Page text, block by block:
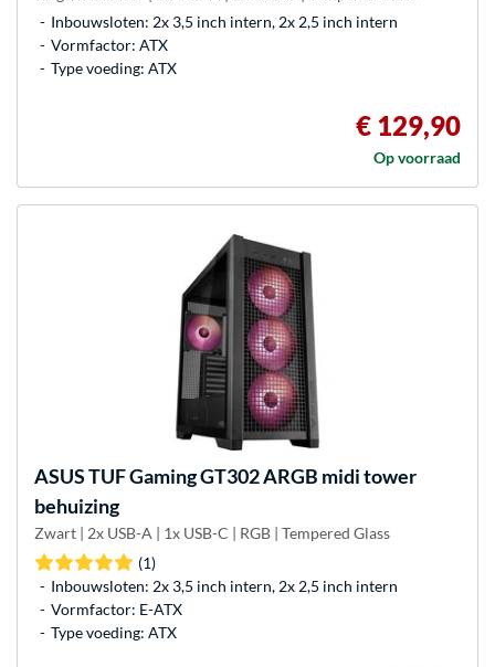
Inbouwsloten: 2x 3,5 inch intern, 2x 2,5 inch intern
Vormfactor: ATX
Type voeding: ATX
€ 129,90
Op voorraad
ASUSTUF Gaming GT302 ARGB midi tower
behuizing
Zwart | 2x USB-A | 1x USB-C | RGB | Tempered Glass
(1)
Inbouwsloten: 2x 3,5 inch intern, 2x 2,5 inch intern
Vormfactor: E-ATX
Type voeding: ATX